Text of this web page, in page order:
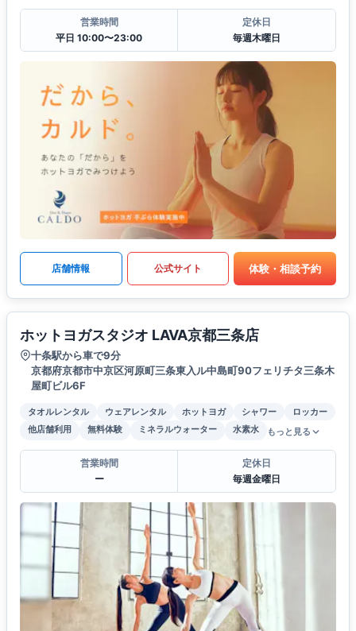
営業時間
平日 10:00〜23:00
定休日
毎週木曜日
店舗情報 公式サイト 体験・相談予約
ホットヨガスタジオ LAVA京都三条店
十条駅から車で9分
京都府京都市中京区河原町三条東入ル中島町90フェリチタ三条木
屋町ビル6F
タオルレンタル ウェアレンタル ホットヨガ シャワー
ロッカー
他店舗利用
無料体験 ミネラルウォーター 水素水 もっと見る
営業時間
ー
定休日
毎週金曜日